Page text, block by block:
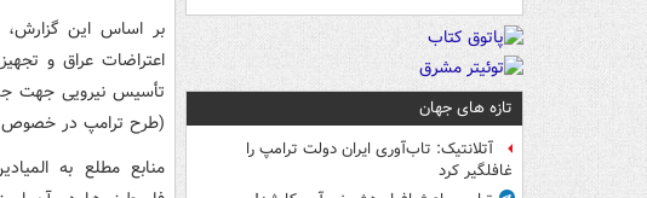
تازه های جهان
آتلانتیک: تاب‌آوری ایران دولت ترامپ را
غافلگیر کرد
بر اساس این گزارش،
تأسیس نیرویی جهت
(طرح ترامپ در
منابع مطلع به